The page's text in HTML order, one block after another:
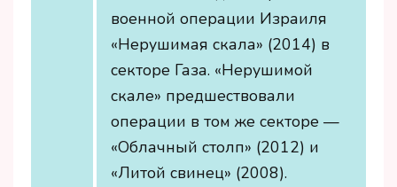
военной операции Израиля
«Нерушимая скала» (2014) в
секторе Газа. «Нерушимой
скале» предшествовали
операции в том же секторе —
«Облачный столп» (2012) и
«Литой свинец» (2008).